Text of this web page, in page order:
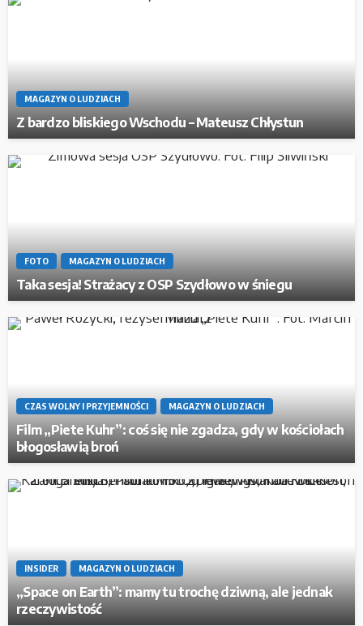
MAGAZYN O LUDZIACH
Z bardzo bliskiego Wschodu – Mateusz Chłystun
FOTO MAGAZYN O LUDZIACH
Taka sesja! Strażacy z OSP Szydłowo w śniegu
CZAS WOLNY I PRZYJEMNOŚCI MAGAZYN O LUDZIACH
Film „Piete Kuhr”: coś się nie zgadza, gdy w kościołach
błogosławią broń
INSIDER MAGAZYN O LUDZIACH
„Space on Earth”: mamy tu trochę dziwną, ale jednak
rzeczywistość